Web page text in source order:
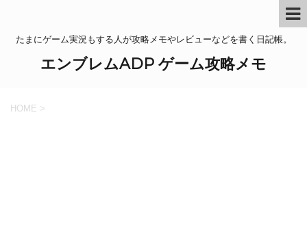
たまにゲーム実況もする人が攻略メモやレビューなどを書く日記帳。
エンブレムADP ゲーム攻略メモ
HOME >